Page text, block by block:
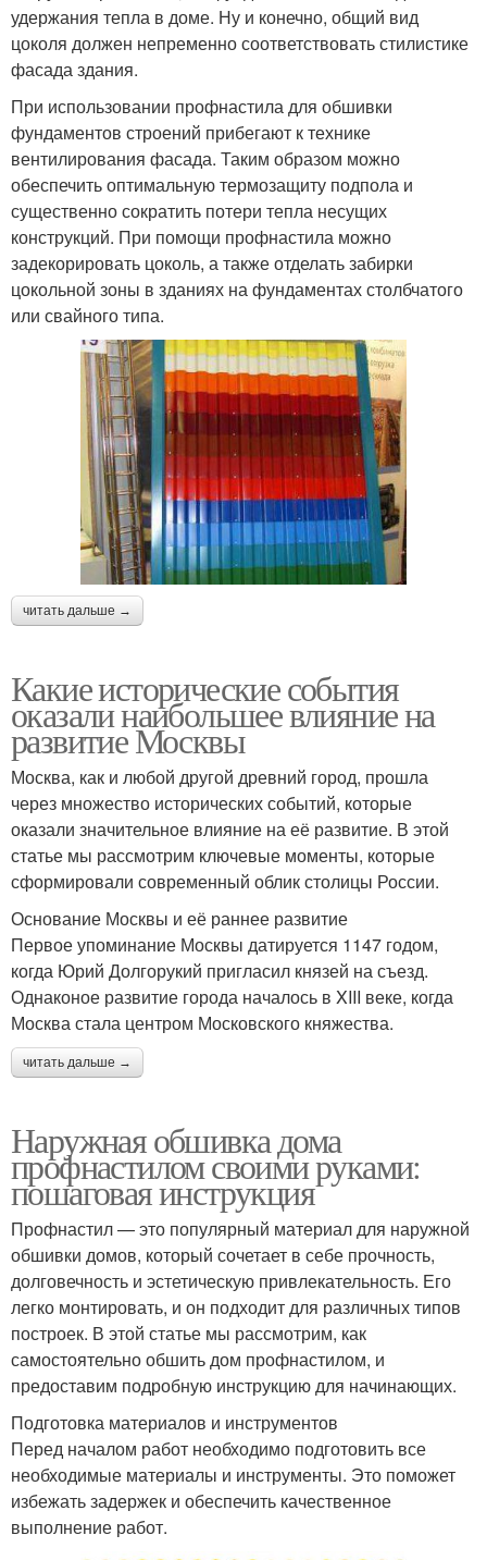
удержания тепла в доме. Ну и конечно, общий вид
цоколя должен непременно соответствовать стилистике
фасада здания.
При использовании профнастила для обшивки
фундаментов строений прибегают к технике
вентилирования фасада. Таким образом можно
обеспечить оптимальную термозащиту подпола и
существенно сократить потери тепла несущих
конструкций. При помощи профнастила можно
задекорировать цоколь, а также отделать забирки
цокольной зоны в зданиях на фундаментах столбчатого
или свайного типа.
читать дальше →
Какие исторические события
оказали наибольшее влияние на
развитие Москвы
Москва, как и любой другой древний город, прошла
через множество исторических событий, которые
оказали значительное влияние на её развитие. В этой
статье мы рассмотрим ключевые моменты, которые
сформировали современный облик столицы России.
Основание Москвы и её раннее развитие
Первое упоминание Москвы датируется 1147 годом,
когда Юрий Долгорукий пригласил князей на съезд.
Однаконое развитие города началось в XIII веке, когда
Москва стала центром Московского княжества.
читать дальше →
Наружная обшивка дома
профнастилом своими руками:
пошаговая инструкция
Профнастил — это популярный материал для наружной
обшивки домов, который сочетает в себе прочность,
долговечность и эстетическую привлекательность. Его
легко монтировать, и он подходит для различных типов
построек. В этой статье мы рассмотрим, как
самостоятельно обшить дом профнастилом, и
предоставим подробную инструкцию для начинающих.
Подготовка материалов и инструментов
Перед началом работ необходимо подготовить все
необходимые материалы и инструменты. Это поможет
избежать задержек и обеспечить качественное
выполнение работ.